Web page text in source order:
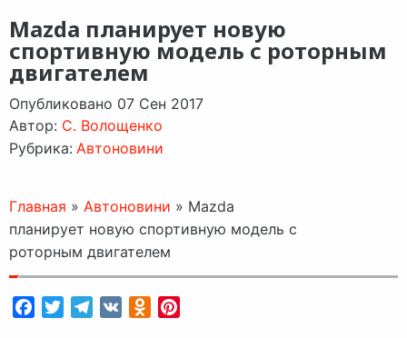
Mazda планирует новую
спортивную модель с роторным
двигателем
Опубликовано 07 Сен 2017
Автор: C. Волощенко
Рубрика: Автоновини
Главная » Автоновини » Mazda
планирует новую спортивную модель с
роторным двигателем
FacebookTwitterTelegram
VK Odnoklassniki